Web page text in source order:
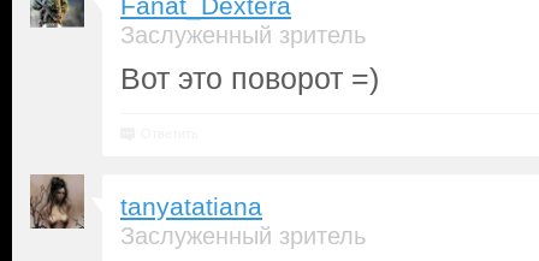
Fanat_Dextera
Заслуженный зритель
Вот это поворот =)
tanyatatiana
Заслуженный зритель